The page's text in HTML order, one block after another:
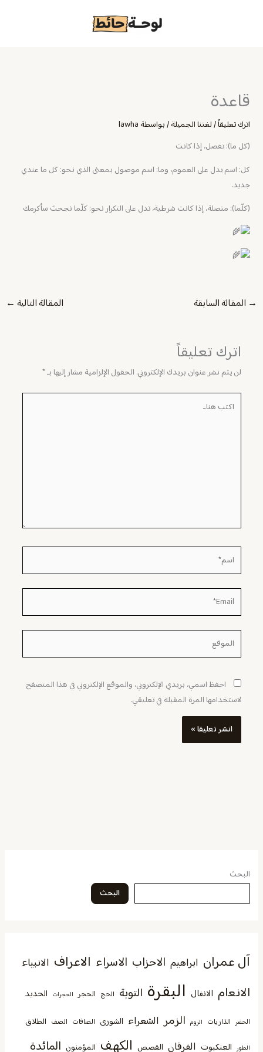
قاعدة
اترك تعليقاً/لغتنا الجميلة/ بواسطة lawha
(كل ما): تفصل، إذا كانت
كل: اسم يدل على العموم، وما: اسم موصول بمعنى الذي نحو: كل ما عندي
جديد.
(كلّما): متصلة، إذا كانت شرطية، تدل على التكرار نحو: كلّما نجحتَ سأكرمك
→ المقالة السابقة المقالة التالية ←
اترك تعليقاً
لن يتم نشر عنوان بريدك الإلكتروني. الحقول الإلزامية مشار إليها بـ*
اسم*
Email*
الموقع
احفظ اسمي، بريدي الإلكتروني، والموقع الإلكتروني في هذا المتصفح
لاستخدامها المرة المقبلة في تعليقي.
البحث
البحث
آل عمران ابراهيم الاحزاب الاسراء الاعراف الانبياء
الانعام الانفال البقرة التوبة الحج الحجر الحجرات الحديد
الحشر الذاريات الروم الزمر الشعراء الشورى الصافات الصف الطلاق
الطور العنكبوت الفرقان القصص الكهف المؤمنون المائدة